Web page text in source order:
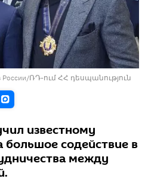
в России/ՌԴ-ում ՀՀ դեսպանություն
известному
большое содействие в
между